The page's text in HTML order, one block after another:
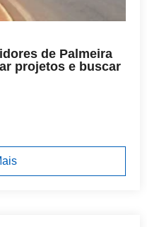
de Palmeira
projetos e buscar